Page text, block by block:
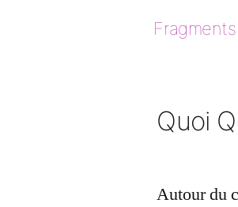
Fragments
Quoi
Autour du